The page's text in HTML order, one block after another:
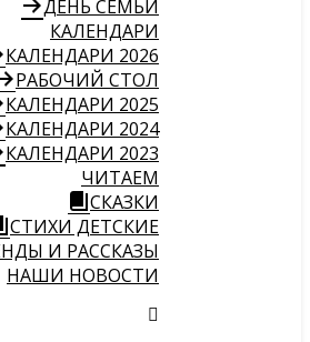
ДЕНЬ СЕМЬИ
КАЛЕНДАРИ
КАЛЕНДАРИ 2026
РАБОЧИЙ СТОЛ
КАЛЕНДАРИ 2025
КАЛЕНДАРИ 2024
КАЛЕНДАРИ 2023
ЧИТАЕМ
СКАЗКИ
СТИХИ ДЕТСКИЕ
И РАССКАЗЫ
НАШИ НОВОСТИ